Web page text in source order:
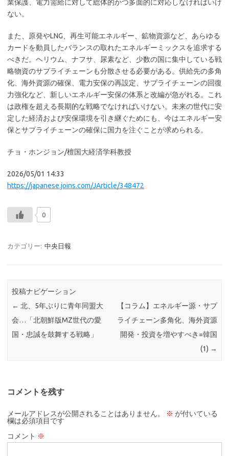
業保護、電力需給に対して総体的かつ多面的に対応しなければいけ
ない。
また、原発やLNG、再生可能エネルギー、鉱物資源など、あらゆる
カードを動員したバランスの取れたエネルギーミックスを追求する
べきだ。ヘリウム、ナフサ、尿素など、少数の国に集中している戦
略物資のサプライチェーンも分散させる必要がある。供給先の多角
化、海外資源の確保、電力安保の再設定、サプライチェーンの回復
力強化など、新しいエネルギー安保の体系と改編が急がれる。これ
は政権を超える長期的な戦略でなければいけない。未来の世代に安
定した経済および安保環境を引き継ぐためにも、今はエネルギー安
保とサプライチェーンの確保に国力を注ぐことが求められる。
チョ・ホンジョン/檀国大経済学科教授
2026/05/01 14:33
https://japanese.joins.com/JArticle/348472
0
カテゴリー: 中央日報
投稿ナビゲーション
← 北、5年ぶりに青年同盟大
会…「北朝鮮版MZ世代の愛
国・忠誠を鼓舞する戦略」
【コラム】エネルギー源・サプ
ライチェーン多角化、海外資源
開発・投資を増やすべき=韓国
(1) →
コメントを残す
メールアドレスが公開されることはありません。 ※ が付いている
欄は必須項目です
コメント ※